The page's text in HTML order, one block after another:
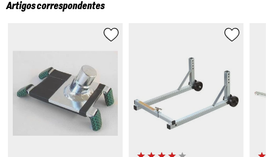
Artigos correspondentes